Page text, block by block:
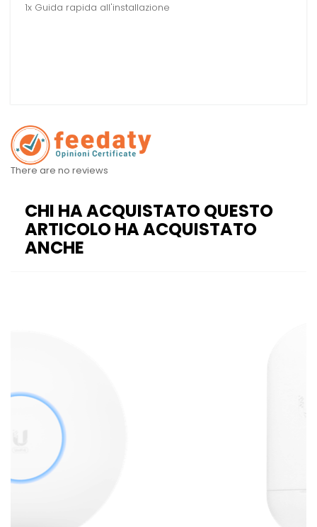
1x Guida rapida all'installazione
There are no reviews
CHI HA ACQUISTATO QUESTO
ARTICOLO HA ACQUISTATO
ANCHE